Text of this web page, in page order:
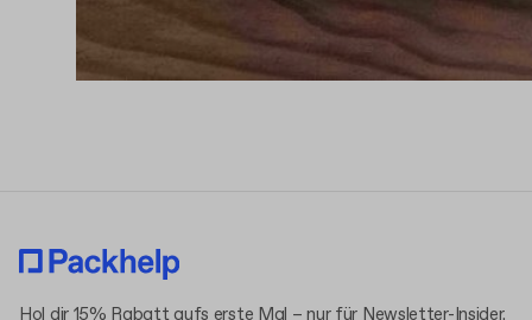
Hol dir 15% Rabatt aufs erste Mal – nur für Newsletter-Insider.